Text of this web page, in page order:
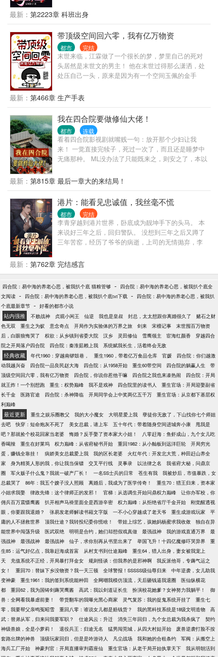
吏的奇妙人生。
最新： 第2223章 科班出身
带顶级空间回六零，我有亿万物资
都市 完结
末世来临，江霖做了一个很长的梦，梦里自己的死对
头居然是末世文的男主！ 他在末世过得那么潇洒，处
处压自己一头，原来是因为有一个空间玉佩的金手
的金手指空间。 绑定空间后，他竟然被商场的货架给
砸死了！？难道配角就注定不能有主角的金手指嘛？
再次睁眼他居然来到了60年代，看着身边哭泣不止的
小女儿，还有怀着身孕的媳妇儿，江霖很是懵逼！ 刚
刚他还是孤家寡人，现在就成了老婆孩子热炕头的已
婚人士？ 还好空间还在，他囤了不少物资，商场也被
他收进了空间里！ “江霖，对不起我没能借到粮
食……”媳妇儿哭的梨花带雨，今天可能又要饿肚子
怜巴巴地看着他。 “没事，媳妇儿！我有粮食！”江霖
顿时担起了养家重担！他走到屋外打开地窖，放了几
百斤粮食和众多物资。 看着媳妇儿跟女儿吃上饭后，
崇拜的眼神！江霖有了努力的方向！ 他一定要多赚
钱！在这个年代实现暴富，走向人生巅峰！买爆四合
院！！！
最新： 第466章 生产手表
我在四合院要做修仙大佬！
都市 连载
看着四合院影视剧就嘴贱一句：放开那个少妇让我
来！ 一觉直接完犊子，死过一次了，而且还是睡梦中
无痛那种。 ML没办法了只能既来之，则安之了，本以
觉自己竟然梦到大仙，而且还被大仙收为徒弟，然后
通过自己一些骚操作，得到了大仙传仙法“霸天决”修
仙，并且得到了一枚逆天的储物神戒，里面海量的修
炼物资以及还被大仙下的禁忌，从此开启遨游万界之
旅......
最新： 第815章 最后一章大的来结局！
港片：能看见忠诚值，我丝毫不慌
都市 完结
李青穿越到港片世界，卧底成为靓坤手下的头马。 本
来说好三年之后，回归警队。 没想到三年之后又蹲了
三年苦窑，经历了爷爷的病逝，上司的无情抛弃，李
噩耗，从此彻底黑化。 带着张谦蛋、张东秀、封于修
等一众小弟，在香江、棒子国、湾湾乃至整个东南亚
界，站在高楼上看着自己小弟头上的词条说道：我，
李青有今天的成就，一靠兄弟忠心！二靠女人多！
Ps：本文没有女主，只有女人。杀伐果断，圣母请转
身！
最新： 第762章 完结感言
四合院：易中海的养老心思，被我扒个底 猫粮管够 -
四合院：易中海的养老心思，被我扒个底全
文阅读 - 四合院：易中海的养老心思，被我扒个底txt下载 -
四合院：易中海的养老心思，被我扒
个底最新章节 - 好看的都市小说
站内强推 不败战神 贞观小闲王 仙逆 我也是皇叔 封总，太太想跟你离婚很久了
赌石之财
色无双
重生之为蚁 意念奇点 开局作为实验体的万界之旅 剑来 宋檀记事
末世囤百万物资
后，白眼狼悔哭了
权欲：从乡镇到省委大院 汉乡 灵田修仙 雪鹰领主 宦海红颜香
穿越四合
院之开局落户四合院
四合院：秦淮茹赖上我 系统赋我长生，活着终会无敌
经典收藏 年代1960：穿越南锣鼓巷， 重生1960，带着亿万食品仓库 官媛
四合院：你们越激
动我越兴奋
四合院一品良民赵大海 四合院：从1958开始 重生60带空间 四合院的躺赢人生
带
顶级空间回六零，我有亿万物资
四合院，你说你惹他干嘛 四合院之我也来凑热闹
四合院：开局
就王炸！一个别想跑
重生：权势巅峰 我不是戏神 四合院里的读书人
重生官场：开局迎娶副省
长千金
医路官途 四合院：杀神降临 开局同学会上中奖两亿五千万
重生官场：从京都下基层权
利巅峰
最近更新 重生之娱乐圈教父 我的大小魔女 大明星爱上我
孽徒你无敌了，下山找你七个师姐
去吧
快穿：短命炮灰不死了 美女总裁，请上车 五十年代：带着随身空间进城奔小康
甩我是
吧？那就捡个校花回家当老婆
悔婚？反手娶了资本家大小姐！
八零赶海：鱼虾成山，九个女儿吃
香喝辣
重生在好莱坞 权力巅峰：从省府秘书开始 重回1982：从小舢板到远洋巨轮
开局穷光
蛋，赚钱全靠挂！
病娇美女总裁爱上我 我的区长老婆
火红年代：开发北大荒，种田赶山养全
家
身为精英人形的我，你让我当保镖 交叉平行线 灵事录 以法律之名
我省府大秘，问鼎京
圈
军火贩子什么鬼？我就一破产厂长！ 一名SS士兵的日常 苍生有我
我被炒后，市值暴跌，女
总裁哭了
86年：我五个嫂子没人照顾 离婚后，我成为了医学传奇！
重生70：猎王归来，资本家
小姐求我娶
律政先锋：这个律师正的发邪！ 官梯：从选调生开始问鼎权力巅峰
让你办军校，你
佣兵百万震慑鹰酱
扒开相声马褂里面全是西游辛密 权力巅峰：从拒绝省厅千金开始
刚觉醒透视
眼，你要跟我退婚？
张易发老师解读书籍文字版 一不小心穿越成了老天爷 重生成游戏玩家
平
庸的人不拯救世界
顶我仕途？我转投纪委你慌啥！ 带娃上综艺，孩她妈杨蜜求我收敛
独自在异
能世界中闯荡升级
医武双绝 明明是合约，她们却想假戏真做 最强战神 我的游戏直通万界
最
强战神
最强战神 最强战神 仙子，求你别再从书里出来了 举国飞升！十四亿魔修吓哭异界
重
生85：运气好亿点，我靠赶海成首富
从村支书到仕途巅峰
重生64，猎人出身，妻女被我宠上
天
充值系统不正经，开局暴打拜金女 规则怪谈：但我养的是邪神啊
我反派他哥，专薅气运之
女！
重回70：替妹下乡没物资？我一天三顿 全球警报！SSSSS级仙尊归来
中年逆袭，女儿助我
变神豪
重生1961：我的签到系统能种田 全网嘲我模仿顶流，天后砸钱逼我退圈
医仙纵横花
都
重回62，我为国铸剑薅哭鹰酱 高武：我以剑道证长生 扮演校花她爹？女神努力我躺平！
御
兽：全网看我暴虐前妻！
带货翻车的我曝光黑心商家 灵气复苏：我的捉鬼系统开挂了
重生七
零，我要帮父亲鸣冤昭雪
重回八零：谁说女儿都是赔钱货？ 我的黑科技系统是18级文明造物
高
武：替弟从军，归来问我要军职？
仕途风云：升迁 消失三年回归，九个女总裁为我杀疯了
契约
神级兽娘，全是小萝莉！
退役兵王：归途无名 猛男闯莞城，从四大村姑开始
废兽逆袭打脸不按
套路出牌的神兽
顶级玩家回归，但是是吟游诗人 凡尘战场 我和她的合租条约
军阀：从搬空上
海兵工厂开始
神豪判官：开局直播审判霸座仙 重生官场：从老干局开始执掌天下
我从明朝活到